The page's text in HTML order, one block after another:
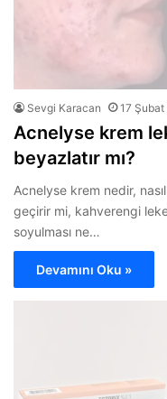
Sevgi Karacan 17
Acnelyse krem
beyazlatır mı?
Acnelyse krem nedir,
geçirir mi, kahverengi
soyulması ne…
Devamını Oku »